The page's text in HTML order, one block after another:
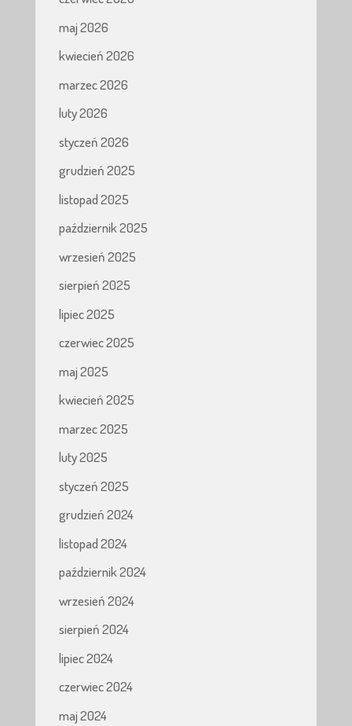
maj 2026
kwiecień 2026
marzec 2026
luty 2026
styczeń 2026
grudzień 2025
listopad 2025
październik 2025
wrzesień 2025
sierpień 2025
lipiec 2025
czerwiec 2025
maj 2025
kwiecień 2025
marzec 2025
luty 2025
styczeń 2025
grudzień 2024
listopad 2024
październik 2024
wrzesień 2024
sierpień 2024
lipiec 2024
czerwiec 2024
maj 2024